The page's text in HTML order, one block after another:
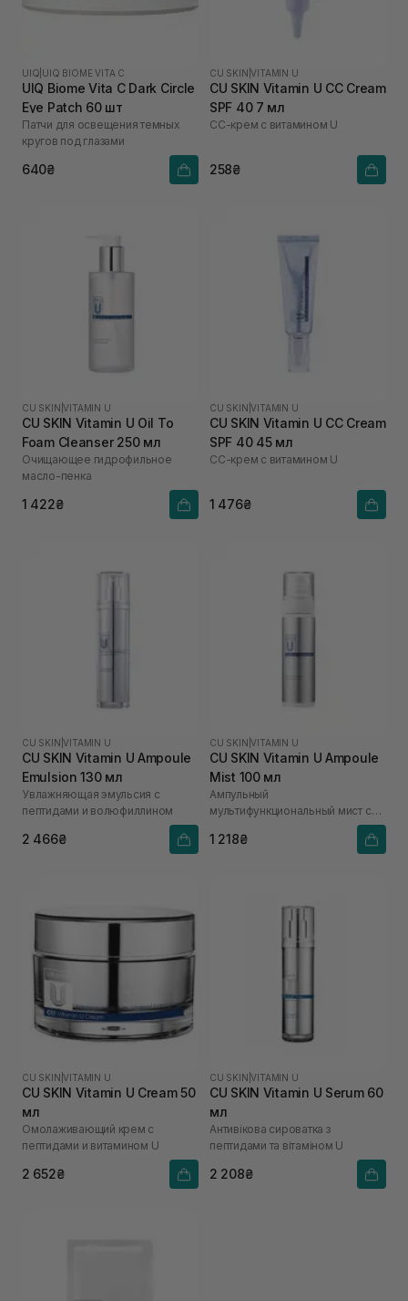
UIQ UIQ BIOME VITA C
UIQ Biome Vita C Dark Circle
Eye Patch 60 шт
Патчи для освещения темных
кругов под глазами
640₴
CU SKIN |VITAMIN U
CU SKIN Vitamin U CC Cream
SPF 40 7 мл
СС-крем с витамином U
258₴
CU SKIN |VITAMIN U
CU SKIN Vitamin U Oil To
Foam Cleanser 250 мл
Очищающее гидрофильное
масло-пенка
1 422₴
CU SKIN |VITAMIN U
CU SKIN Vitamin U CC Cream
SPF 40 45 мл
СС-крем с витамином U
1 476₴
CU SKIN |VITAMIN U
CU SKIN Vitamin U Ampoule
Emulsion 130 мл
Увлажняющая эмульсия с
пептидами и волюфиллином
2 466₴
CU SKIN |VITAMIN U
CU SKIN Vitamin U Ampoule
Mist 100 мл
Ампульный
мультифункциональный мист с
1 218₴
CU SKIN |VITAMIN U
CU SKIN Vitamin U Cream 50
мл
Омолаживающий крем с
пептидами и витамином U
2 652₴
CU SKIN |VITAMIN U
CU SKIN Vitamin U Serum 60
мл
Антивікова сироватка з
пептидами та вітаміном U
2 208₴